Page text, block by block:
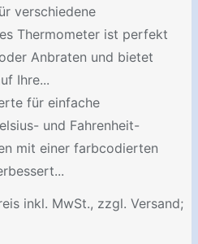
verschiedene
Thermometer ist perfekt
Anbraten und bietet
Ihre...
für einfache
und Fahrenheit-
mit einer farbcodierten
inkl. MwSt., zzgl. Versand;